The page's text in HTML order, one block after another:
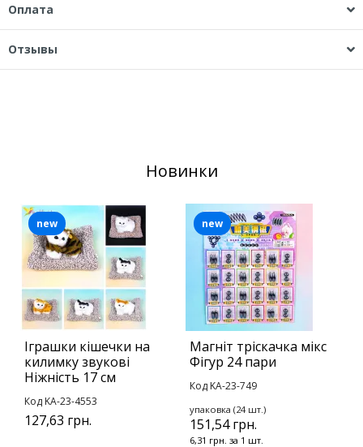
Оплата
Отзывы
Новинки
Іграшки кішечки на
килимку звукові
Ніжність 17 см
Код KA-23-4553
127,63 грн.
new
Магніт тріскачка мікс
Фігур 24 пари
Код KA-23-749
упаковка (24 шт.)
151,54 грн.
6,31 грн. за 1 шт.
new